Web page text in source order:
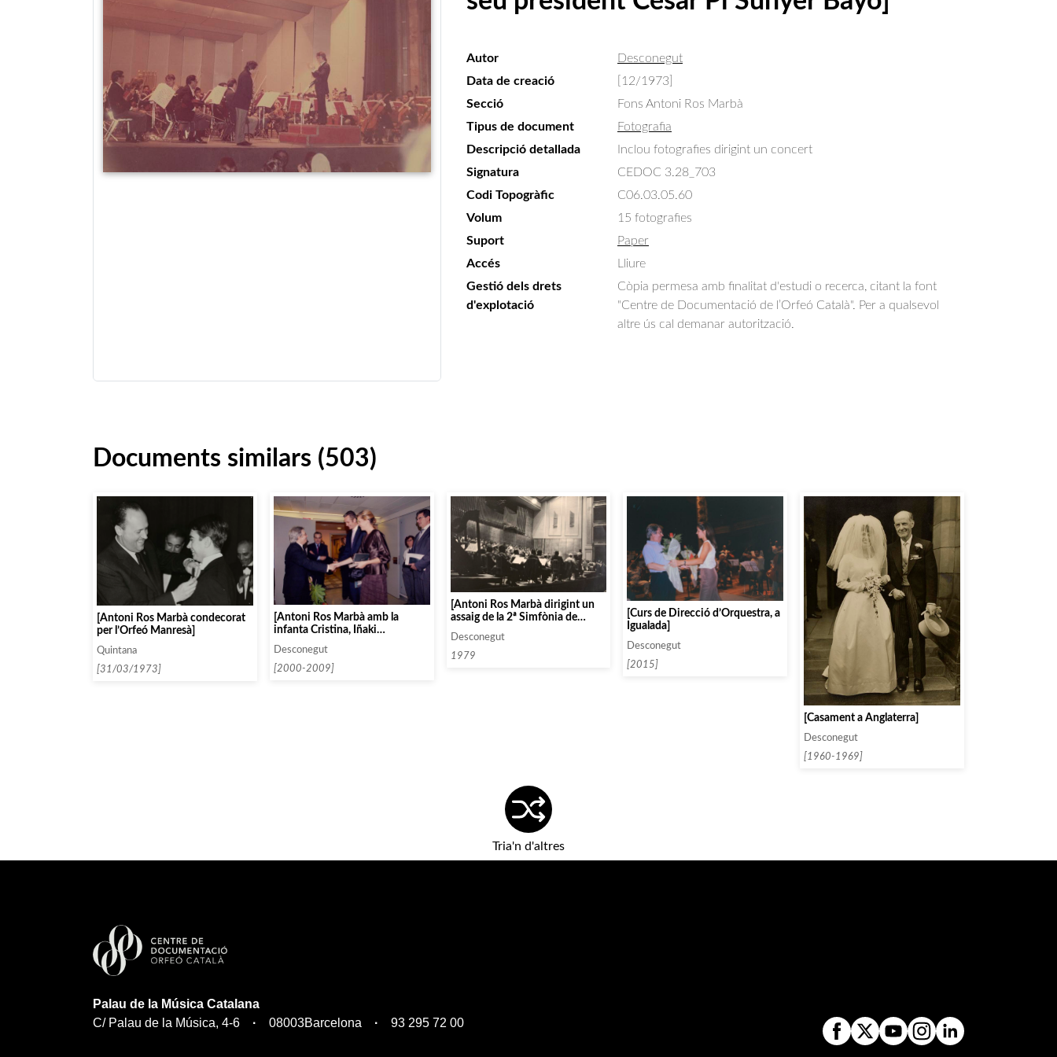
Autor
Desconegut
Data de creació
[12/1973]
Secció
Fons Antoni Ros Marbà
Tipus de document
Fotografia
Descripció detallada
Inclou fotografies dirigint un concert
Signatura
CEDOC 3.28_703
Codi Topogràfic
C06.03.05.60
Volum
15 fotografies
Suport
Paper
Accés
Lliure
Gestió dels drets
d'explotació
Còpia permesa amb finalitat d'estudi o recerca, citant la font
"Centre de Documentació de l’Orfeó Català". Per a qualsevol
altre ús cal demanar autorització.
Documents similars (503)
[Antoni Ros Marbà condecorat
per l’Orfeó Manresà]
Quintana
[31/03/1973]
[Antoni Ros Marbà amb la
infanta Cristina, Iñaki
Urdangarín i Celestino
Corbacho]
Desconegut
[2000-2009]
[Antoni Ros Marbà dirigint un
assaig de la 2ª Simfònia de
Mahler al Teatro Real de Madrid
amb l’Orquesta Nacional de
España]
Desconegut
1979
[Curs de Direcció d’Orquestra, a
Igualada]
Desconegut
[2015]
[Casament a Anglaterra]
Desconegut
[1960-1969]
Tria'n d'altres
Palau de la Música Catalana
C/ Palau de la Música, 4-6
08003Barcelona 93 295 72 00